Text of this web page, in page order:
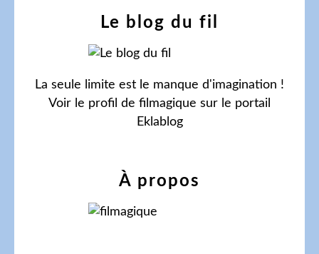
Le blog du fil
La seule limite est le manque d'imagination !
Voir le profil de filmagique sur le portail
Eklablog
À propos